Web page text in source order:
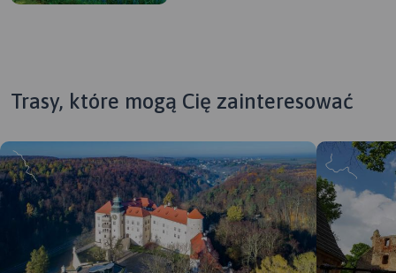
Trasy, które mogą Cię zainteresować